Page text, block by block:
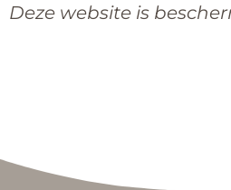
Deze website is